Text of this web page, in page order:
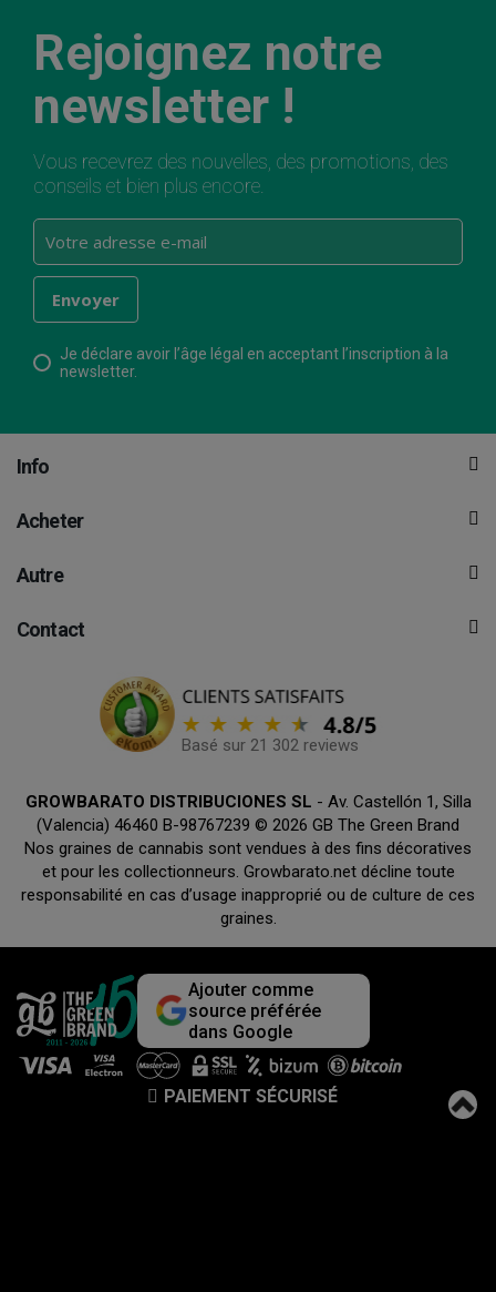
Rejoignez notre
newsletter !
Vous recevrez des nouvelles, des promotions, des
conseils et bien plus encore.
Je déclare avoir l’âge légal en acceptant l’inscription à la
newsletter.
Info
Acheter
Autre
Contact
Basé sur 21 302 reviews
GROWBARATO DISTRIBUCIONES SL - Av. Castellón 1, Silla
(Valencia) 46460 B-98767239 © 2026 GB The Green Brand
Nos graines de cannabis sont vendues à des fins décoratives
et pour les collectionneurs. Growbarato.net décline toute
responsabilité en cas d’usage inapproprié ou de culture de ces
graines.
Ajouter comme
source préférée
dans Google
PAIEMENT SÉCURISÉ